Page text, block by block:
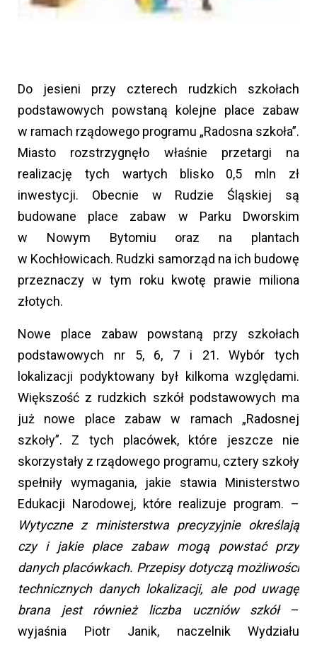
Do jesieni przy czterech rudzkich szkołach
podstawowych powstaną kolejne place zabaw
w ramach rządowego programu „Radosna szkoła”.
Miasto rozstrzygnęło właśnie przetargi na
realizację tych wartych blisko 0,5 mln zł
inwestycji. Obecnie w Rudzie Śląskiej są
budowane place zabaw w Parku Dworskim
w Nowym Bytomiu oraz na plantach
w Kochłowicach. Rudzki samorząd na ich budowę
przeznaczy w tym roku kwotę prawie miliona
złotych.
Nowe place zabaw powstaną przy szkołach
podstawowych nr 5, 6, 7 i 21. Wybór tych
lokalizacji podyktowany był kilkoma względami.
Większość z rudzkich szkół podstawowych ma
już nowe place zabaw w ramach „Radosnej
szkoły”. Z tych placówek, które jeszcze nie
skorzystały z rządowego programu, cztery szkoły
spełniły wymagania, jakie stawia Ministerstwo
Edukacji Narodowej, które realizuje program. –
Wytyczne z ministerstwa precyzyjnie określają
czy i jakie place zabaw mogą powstać przy
danych placówkach. Przepisy dotyczą możliwości
technicznych danych lokalizacji, ale pod uwagę
brana jest również liczba uczniów szkół–
wyjaśnia Piotr Janik, naczelnik Wydziału